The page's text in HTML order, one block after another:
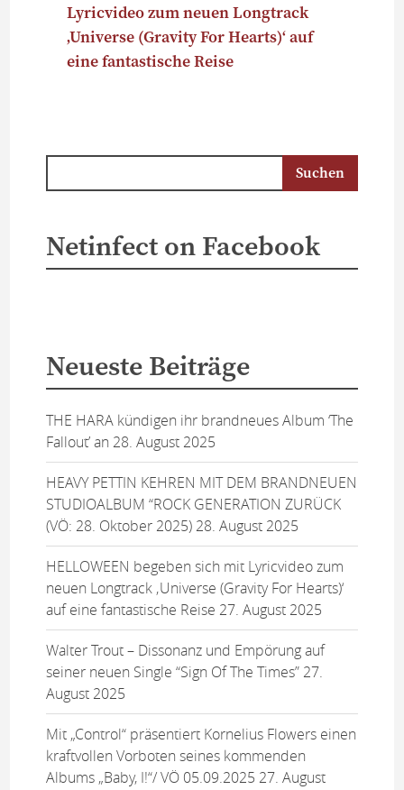
Lyricvideo zum neuen Longtrack
‚Universe (Gravity For Hearts)‘ auf
eine fantastische Reise
Netinfect on Facebook
Neueste Beiträge
THE HARA kündigen ihr brandneues Album ‘The
Fallout’ an 28. August 2025
HEAVY PETTIN KEHREN MIT DEM BRANDNEUEN
STUDIOALBUM “ROCK GENERATION ZURÜCK
(VÖ: 28. Oktober 2025) 28. August 2025
HELLOWEEN begeben sich mit Lyricvideo zum
neuen Longtrack ‚Universe (Gravity For Hearts)‘
auf eine fantastische Reise 27. August 2025
Walter Trout – Dissonanz und Empörung auf
seiner neuen Single “Sign Of The Times” 27.
August 2025
Mit „Control“ präsentiert Kornelius Flowers einen
kraftvollen Vorboten seines kommenden
Albums „Baby, I!“/ VÖ 05.09.2025 27. August